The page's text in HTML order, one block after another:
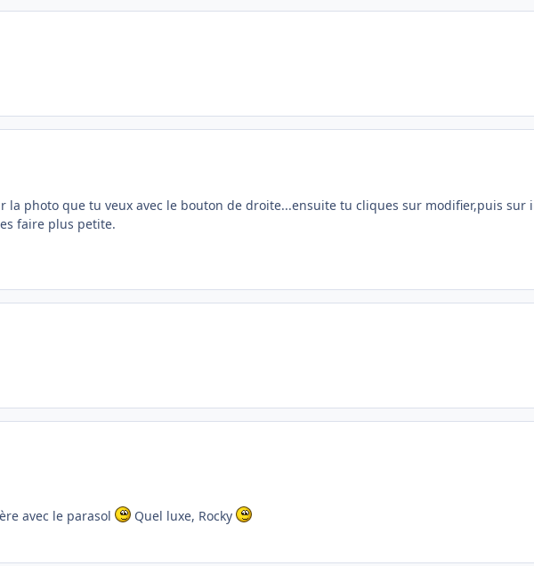
la photo que tu veux avec le bouton de droite...ensuite tu cliques sur modifier,puis
faire plus petite.
avec le parasol
Quel luxe, Rocky